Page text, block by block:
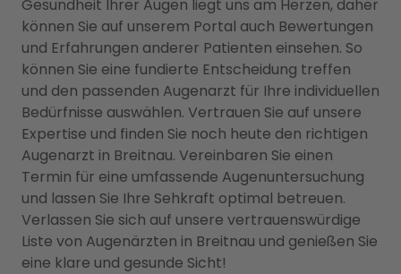
Gesundheit Ihrer Augen liegt uns am Herzen, daher
können Sie auf unserem Portal auch Bewertungen
und Erfahrungen anderer Patienten einsehen. So
können Sie eine fundierte Entscheidung treffen
und den passenden Augenarzt für Ihre individuellen
Bedürfnisse auswählen. Vertrauen Sie auf unsere
Expertise und finden Sie noch heute den richtigen
Augenarzt in Breitnau. Vereinbaren Sie einen
Termin für eine umfassende Augenuntersuchung
und lassen Sie Ihre Sehkraft optimal betreuen.
Verlassen Sie sich auf unsere vertrauenswürdige
Liste von Augenärzten in Breitnau und genießen Sie
eine klare und gesunde Sicht!